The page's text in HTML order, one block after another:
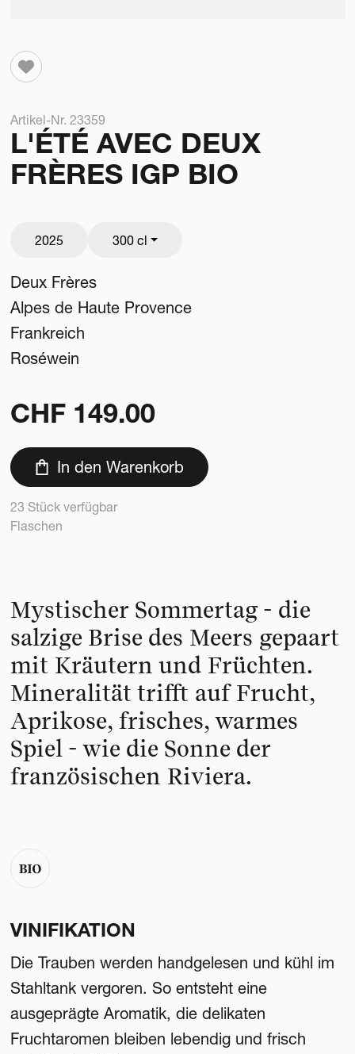
Artikel-Nr. 23359
L'ÉTÉ AVEC DEUX
FRÈRES IGP BIO
2025 300 cl
Deux Frères
Alpes de Haute Provence
Frankreich
Roséwein
CHF 149.00
In den Warenkorb
23 Stück verfügbar
Flaschen
Mystischer Sommertag - die
salzige Brise des Meers gepaart
mit Kräutern und Früchten.
Mineralität trifft auf Frucht,
Aprikose, frisches, warmes
Spiel - wie die Sonne der
französischen Riviera.
VINIFIKATION
Die Trauben werden handgelesen und kühl im
Stahltank vergoren. So entsteht eine
ausgeprägte Aromatik, die delikaten
Fruchtaromen bleiben lebendig und frisch